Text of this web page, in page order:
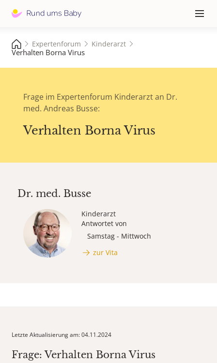
≡
Expertenforum Kinderarzt
Verhalten Borna Virus
Frage im Expertenforum Kinderarzt an Dr.
med. Andreas Busse:
Verhalten Borna Virus
Dr. med. Busse
Kinderarzt
Antwortet von
Samstag - Mittwoch
zur Vita
Letzte Aktualisierung am: 04.11.2024
Frage: Verhalten Borna Virus